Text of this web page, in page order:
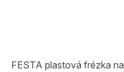
FESTA plastová frézka